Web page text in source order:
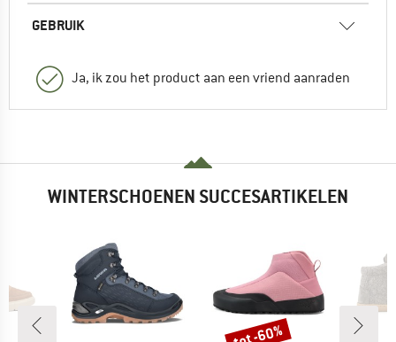
GEBRUIK
Ja, ik zou het product aan een vriend aanraden
WINTERSCHOENEN SUCCESARTIKELEN
Korting